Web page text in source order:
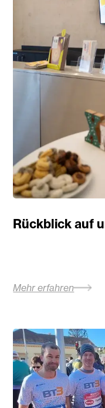
Rückblick auf
Mehr erfahren